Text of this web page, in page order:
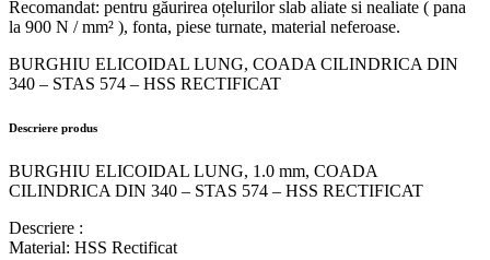
Recomandat: pentru găurirea oțelurilor slab aliate si nealiate ( pana
la 900 N / mm² ), fonta, piese turnate, material neferoase.
BURGHIU ELICOIDAL LUNG, COADA CILINDRICA DIN
340 – STAS 574 – HSS RECTIFICAT
Descriere produs
BURGHIU ELICOIDAL LUNG, 1.0 mm, COADA
CILINDRICA DIN 340 – STAS 574 – HSS RECTIFICAT
Descriere :
Material: HSS Rectificat